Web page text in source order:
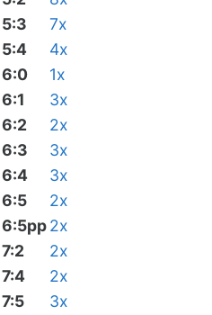
5:3
7x
5:4
4x
6:0
1x
6:1
3x
6:2
2x
6:3
3x
6:4
3x
6:5
2x
6:5pp2x
7:2
2x
7:4
2x
7:5
3x